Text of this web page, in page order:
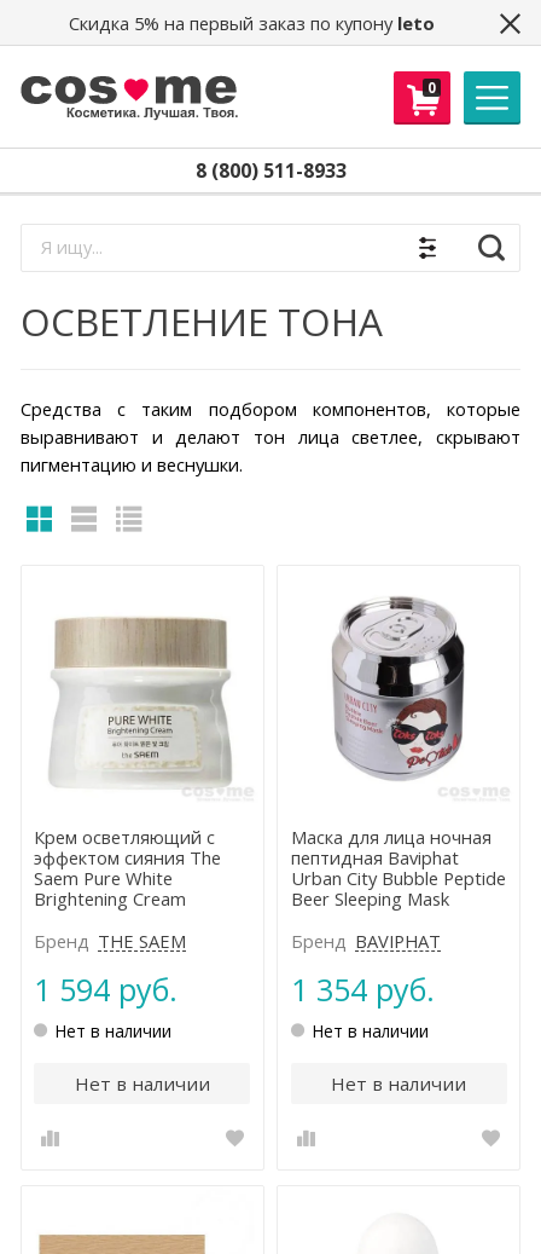
Скидка 5% на первый заказ по купону leto
0
8 (800) 511-8933
ОСВЕТЛЕНИЕ ТОНА
Средства с таким подбором компонентов, которые
выравнивают и делают тон лица светлее, скрывают
пигментацию и веснушки.
Крем осветляющий с
эффектом сияния The
Saem Pure White
Brightening Cream
Бренд THE SAEM
1 594 руб.
Нет в наличии
Нет в наличии
Маска для лица ночная
пептидная Baviphat
Urban City Bubble Peptide
Beer Sleeping Mask
Бренд BAVIPHAT
1 354 руб.
Нет в наличии
Нет в наличии